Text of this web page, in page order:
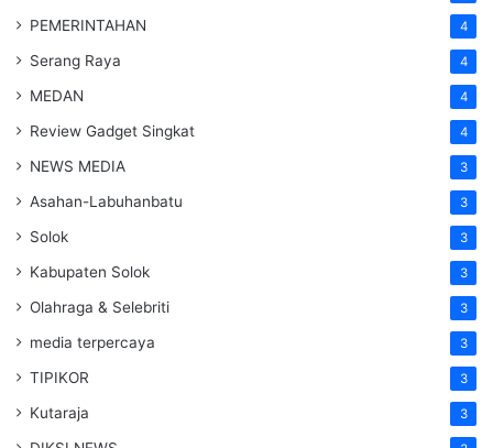
PEMERINTAHAN 4
Serang Raya 4
MEDAN 4
Review Gadget Singkat 4
NEWS MEDIA 3
Asahan-Labuhanbatu 3
Solok 3
Kabupaten Solok 3
Olahraga & Selebriti 3
media terpercaya 3
TIPIKOR 3
Kutaraja 3